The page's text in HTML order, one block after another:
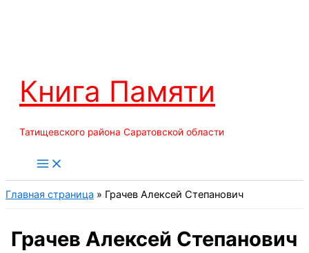
Книга Памяти
Татищевского района Саратовской области
Главная страница » Грачев Алексей Степанович
Грачев Алексей Степанович